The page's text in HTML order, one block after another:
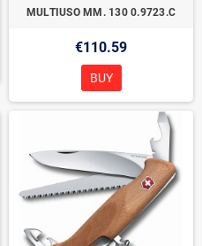
MULTIUSO MM. 130 0.9723.C
€110.59
BUY